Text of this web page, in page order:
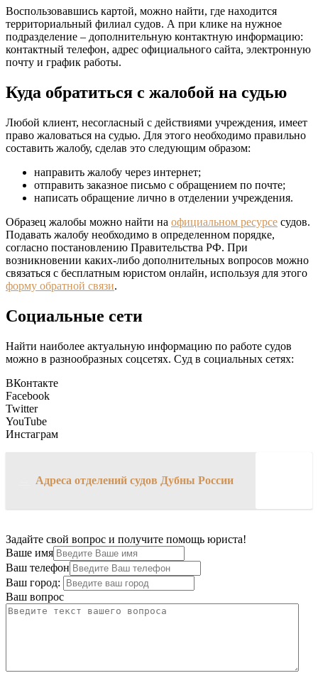
Воспользовавшись картой, можно найти, где находится
территориальный филиал судов. А при клике на нужное
подразделение – дополнительную контактную информацию:
контактный телефон, адрес официального сайта, электронную
почту и график работы.
Куда обратиться с жалобой на судью
Любой клиент, несогласный с действиями учреждения, имеет
право жаловаться на судью. Для этого необходимо правильно
составить жалобу, сделав это следующим образом:
направить жалобу через интернет;
отправить заказное письмо с обращением по почте;
написать обращение лично в отделении учреждения.
Образец жалобы можно найти на официальном ресурсе судов.
Подавать жалобу необходимо в определенном порядке,
согласно постановлению Правительства РФ. При
возникновении каких-либо дополнительных вопросов можно
связаться с бесплатным юристом онлайн, используя для этого
форму обратной связи.
Социальные сети
Найти наиболее актуальную информацию по работе судов
можно в разнообразных соцсетях. Суд в социальных сетях:
ВКонтакте
Facebook
Twitter
YouTube
Инстаграм
Адреса отделений судов Дубны России
Задайте свой вопрос и получите помощь юриста!
Ваше имя
Ваш телефон
Ваш город:
Ваш вопрос